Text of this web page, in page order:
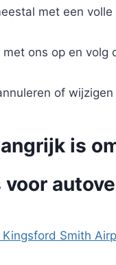
met een
ons op en
of
is
Smith